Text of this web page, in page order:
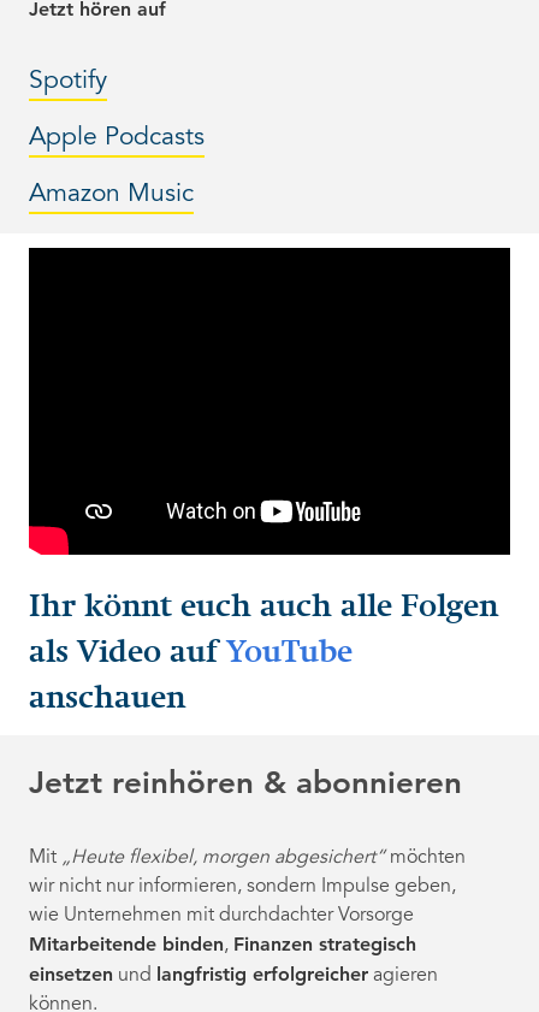
Jetzt hören auf
Spotify
Apple Podcasts
Amazon Music
Ihr könnt euch auch alle Folgen
als Video aufYouTube
anschauen
Jetzt reinhören & abonnieren
Mit „Heute flexibel, morgen abgesichert“möchten
wir nicht nur informieren, sondern Impulse geben,
wie Unternehmen mit durchdachter Vorsorge
Mitarbeitende binden, Finanzen strategisch
einsetzen und langfristig erfolgreicher agieren
können.